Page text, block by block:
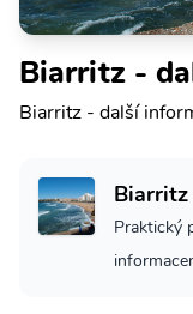
Biarritz -
Biarritz - další
Biarritz
Praktický